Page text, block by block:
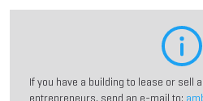
If you have a building to lease or sell
entrepreneurs, send an e-mail to: